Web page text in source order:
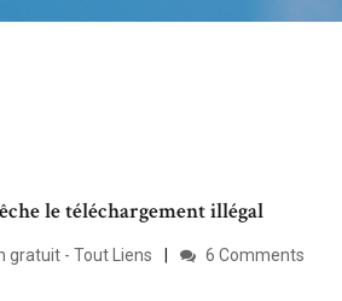
le téléchargement illégal
gratuit - Tout Liens 6 Comments